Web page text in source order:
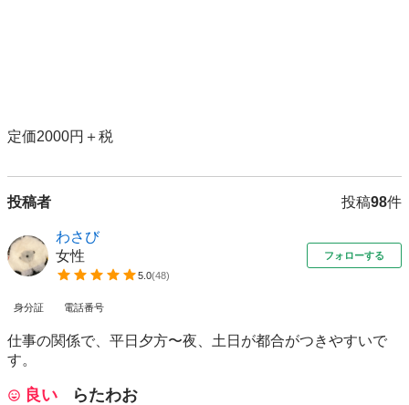
定価2000円＋税
投稿者 投稿98件
わさび
女性
5.0(48)
フォローする
身分証 電話番号
仕事の関係で、平日夕方〜夜、土日が都合がつきやすいで
す。
良い らたわお